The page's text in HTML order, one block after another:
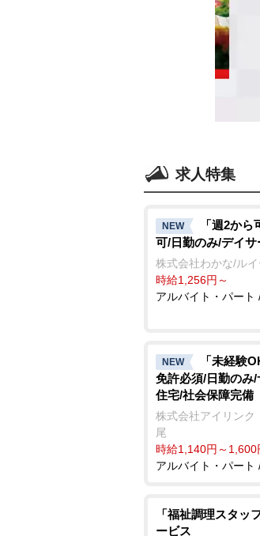
求人特集
NEW
「週2か
可/日勤のみ/デイ
株式会社わかな/ル
時給1,256円～
アルバイト・パート
NEW
「未経験
免許必須/日勤のみ
住宅/社会保障完備
株式会社アイリンク
尾
時給1,140円～1,600
アルバイト・パート
「福祉調理スタッ
ービス